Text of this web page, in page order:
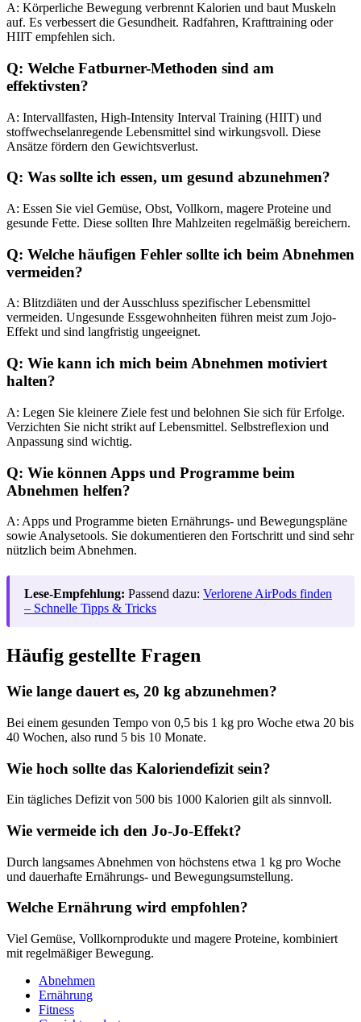
A: Körperliche Bewegung verbrennt Kalorien und baut Muskeln
auf. Es verbessert die Gesundheit. Radfahren, Krafttraining oder
HIIT empfehlen sich.
Q: Welche Fatburner-Methoden sind am
effektivsten?
A: Intervallfasten, High-Intensity Interval Training (HIIT) und
stoffwechselanregende Lebensmittel sind wirkungsvoll. Diese
Ansätze fördern den Gewichtsverlust.
Q: Was sollte ich essen, um gesund abzunehmen?
A: Essen Sie viel Gemüse, Obst, Vollkorn, magere Proteine und
gesunde Fette. Diese sollten Ihre Mahlzeiten regelmäßig bereichern.
Q: Welche häufigen Fehler sollte ich beim Abnehmen
vermeiden?
A: Blitzdiäten und der Ausschluss spezifischer Lebensmittel
vermeiden. Ungesunde Essgewohnheiten führen meist zum Jojo-
Effekt und sind langfristig ungeeignet.
Q: Wie kann ich mich beim Abnehmen motiviert
halten?
A: Legen Sie kleinere Ziele fest und belohnen Sie sich für Erfolge.
Verzichten Sie nicht strikt auf Lebensmittel. Selbstreflexion und
Anpassung sind wichtig.
Q: Wie können Apps und Programme beim
Abnehmen helfen?
A: Apps und Programme bieten Ernährungs- und Bewegungspläne
sowie Analysetools. Sie dokumentieren den Fortschritt und sind sehr
nützlich beim Abnehmen.
Lese-Empfehlung: Passend dazu: Verlorene AirPods finden
– Schnelle Tipps & Tricks
Häufig gestellte Fragen
Wie lange dauert es, 20 kg abzunehmen?
Bei einem gesunden Tempo von 0,5 bis 1 kg pro Woche etwa 20 bis
40 Wochen, also rund 5 bis 10 Monate.
Wie hoch sollte das Kaloriendefizit sein?
Ein tägliches Defizit von 500 bis 1000 Kalorien gilt als sinnvoll.
Wie vermeide ich den Jo-Jo-Effekt?
Durch langsames Abnehmen von höchstens etwa 1 kg pro Woche
und dauerhafte Ernährungs- und Bewegungsumstellung.
Welche Ernährung wird empfohlen?
Viel Gemüse, Vollkornprodukte und magere Proteine, kombiniert
mit regelmäßiger Bewegung.
Abnehmen
Ernährung
Fitness